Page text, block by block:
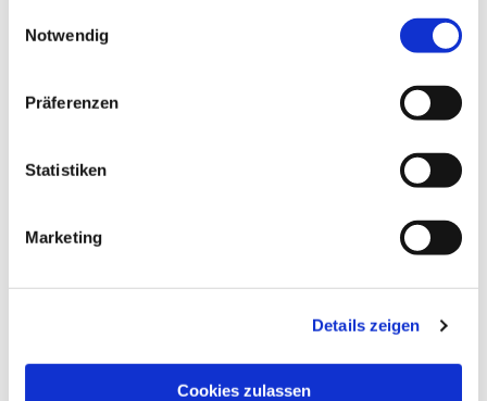
Notwendig
Präferenzen
Statistiken
Marketing
Details zeigen
Cookies zulassen
Dies könnte Sie auch
interessieren